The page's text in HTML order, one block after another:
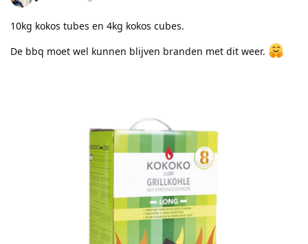
10kg kokos tubes en 4kg kokos cubes.
De bbq moet wel kunnen blijven branden met dit weer.